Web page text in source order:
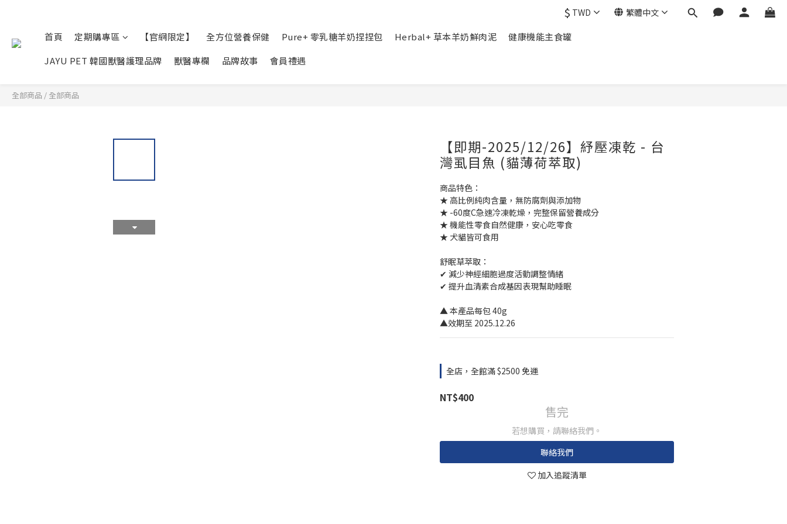
$ TWD 繁體中文
首頁 定期購專區 【官網限定】 全方位營養保健 Pure+ 零乳糖羊奶捏捏包 Herbal+ 草本羊奶鮮肉泥
健康機能主食罐
JAYU PET 韓國獸醫護理品牌
獸醫專欄 品牌故事 會員禮遇
全部商品 / 全部商品
【即期-2025/12/26】紓壓凍乾 - 台
灣虱目魚 (貓薄荷萃取)
商品特色：
★ 高比例純肉含量，無防腐劑與添加物
★ -60度C急速冷凍乾燥，完整保留營養成分
★ 機能性零食自然健康，安心吃零食
★ 犬貓皆可食用
舒眠草萃取：
✔ 減少神經細胞過度活動調整情緒
✔ 提升血清素合成基因表現幫助睡眠
▲ 本產品每包 40g
▲效期至 2025.12.26
全店，全館滿 $2500 免運
NT$400
售完
若想購買，請聯絡我們。
聯絡我們
加入追蹤清單